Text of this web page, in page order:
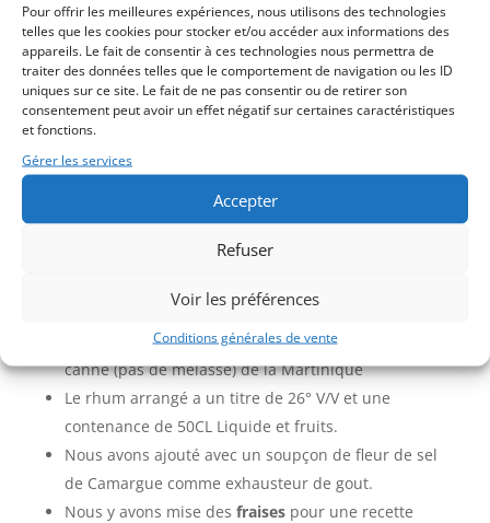
Pour offrir les meilleures expériences, nous utilisons des technologies
telles que les cookies pour stocker et/ou accéder aux informations des
appareils. Le fait de consentir à ces technologies nous permettra de
traiter des données telles que le comportement de navigation ou les ID
uniques sur ce site. Le fait de ne pas consentir ou de retirer son
consentement peut avoir un effet négatif sur certaines caractéristiques
et fonctions.
Gérer les services
Accepter
Refuser
Voir les préférences
Conditions générales de vente
punch au rhum à Saint Gilles dans le Gard, avec des
les fruits de nos régions
Le rhum arrangé est fabriqué à partir de Rhum de
canne (pas de mélasse) de la Martinique
Le rhum arrangé a un titre de 26° V/V et une
contenance de 50CL Liquide et fruits.
Nous avons ajouté avec un soupçon de fleur de sel
de Camargue comme exhausteur de gout.
Nous y avons mise des fraisespour une recette